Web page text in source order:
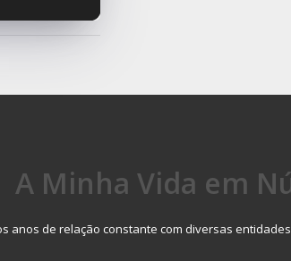
A Minha Vida em
anos de relação constante com diversas